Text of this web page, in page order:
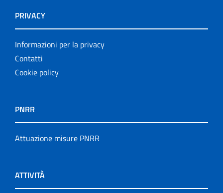
PRIVACY
Informazioni per la privacy
Contatti
Cookie policy
PNRR
Attuazione misure PNRR
ATTIVITÀ